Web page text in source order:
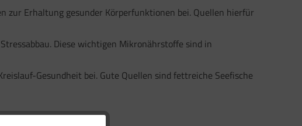
zur Erhaltung gesunder Körperfunktionen bei. Quellen hierfür
Diese wichtigen Mikronährstoffe sind in
Gesundheit bei. Gute Quellen sind fettreiche Seefische